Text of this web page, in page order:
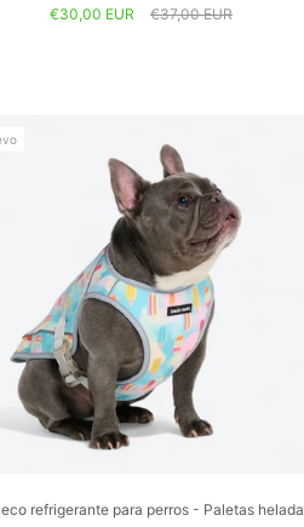
€30,00 EUR
€37,00 EUR
refrigerante para perros - Paletas